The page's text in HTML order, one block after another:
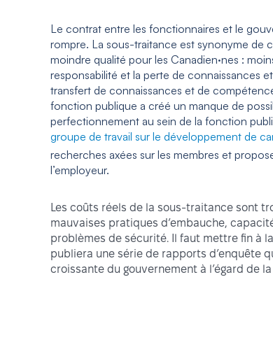
Le contrat entre les fonctionnaires et le
rompre. La sous-traitance est synonyme de
moindre qualité pour les Canadien·nes :
responsabilité et la perte de connaissances
transfert de connaissances et de
fonction publique a créé un manque de
perfectionnement au sein de la fonction
groupe de travail sur le développement de
recherches axées sur les membres et
l’employeur.
Les coûts réels de la sous-traitance sont
mauvaises pratiques d’embauche,
problèmes de sécurité. Il faut mettre fin à
publiera une série de rapports d’enquête
croissante du gouvernement à l’égard de